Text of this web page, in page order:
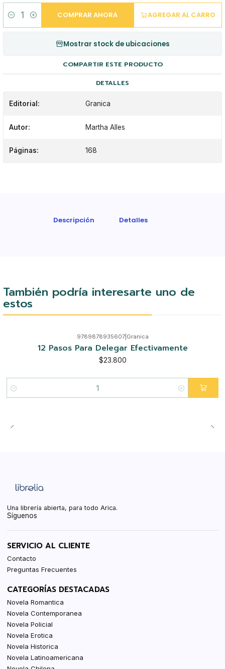
Cantidad
AGREGAR AL CARRO
COMPRAR AHORA
Mostrar stock de ubicaciones
COMPARTIR ESTE PRODUCTO
DETALLES
Editorial: Granica
Autor: Martha Alles
Páginas: 168
Descripción Detalles
También podría interesarte uno de
estos
9789878935607| Granica
12 Pasos Para Delegar Efectivamente
$23.800
Cantidad
Una librería abierta, para todo Arica.
Síguenos
SERVICIO AL CLIENTE
Contacto
Preguntas Frecuentes
CATEGORÍAS DESTACADAS
Novela Romantica
Novela Contemporanea
Novela Policial
Novela Erotica
Novela Historica
Novela Latinoamericana